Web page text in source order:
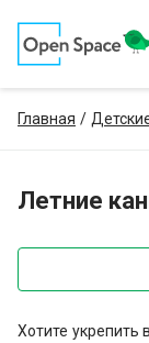
Главная
Летние
Хотите укрепить